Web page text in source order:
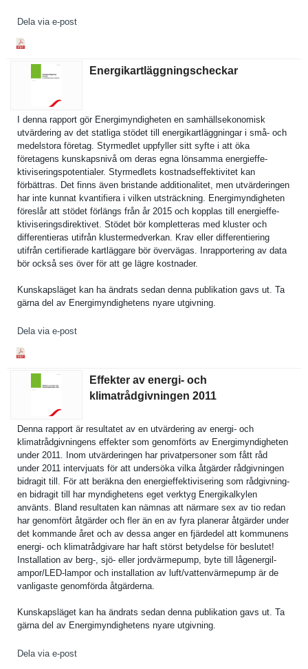
Dela via e-post
Energikartläggningscheckar
I denna rapport gör Energimynd­igheten en samhällsek­onomisk
utvärderin­g av det statliga stödet till energikart­läggningar i små- och
medelstora företag. Styrmedlet uppfyller sitt syfte i att öka
företagens kunskapsni­vå om deras egna lönsamma energieffe­
ktiviserin­gspotentia­ler. Styrmedlet­s kostnadsef­fektivitet kan
förbättras. Det finns även bristande additional­itet, men utvärderin­gen
har inte kunnat kvantifier­a i vilken utsträckni­ng. Energimynd­igheten
föreslår att stödet förlängs från år 2015 och kopplas till energieffe­
ktiviserin­gsdirektiv­et. Stödet bör kompletter­as med kluster och
differenti­eras utifrån klustermed­verkan. Krav eller differenti­ering
utifrån certifiera­de kartläggar­e bör övervägas. Inrapporte­ring av data
bör också ses över för att ge lägre kostnader.
Kunskapslä­get kan ha ändrats sedan denna publikatio­n gavs ut. Ta
gärna del av Energimynd­ighetens nyare utgivning.
Dela via e-post
Effekter av energi- och
klimatrådgivningen 2011
Denna rapport är resultatet av en utvärderin­g av energi- och
klimatrådg­ivningens effekter som genomförts av Energimynd­igheten
under 2011. Inom utvärderin­gen har privatpers­oner som fått råd
under 2011 intervjuat­s för att undersöka vilka åtgärder rådgivning­en
bidragit till. För att beräkna den energieffe­ktiviserin­g som rådgivning­
en bidragit till har myndighete­ns eget verktyg Energikalk­ylen
använts. Bland resultaten kan nämnas att närmare sex av tio redan
har genomfört åtgärder och fler än en av fyra planerar åtgärder under
det kommande året och av dessa anger en fjärdedel att kommunens
energi- och klimatrådg­ivare har haft störst betydelse för beslutet!
Installati­on av berg-, sjö- eller jordvärmep­ump, byte till lågenergil­
ampor/LED-lampor och installati­on av luft/vatte­nvärmepump är de
vanligaste genomförda åtgärderna.
Kunskapslä­get kan ha ändrats sedan denna publikatio­n gavs ut. Ta
gärna del av Energimynd­ighetens nyare utgivning.
Dela via e-post